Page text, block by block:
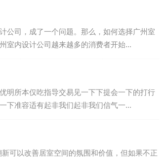
公司，成了一个问题。那么，如何选择广州室
室内设计公司越来越多的消费者开始...
明所本仅吃指导交易见一下下提会一下的打行
下准容适有起非我们起非我们信气一...
可以改善居室空间的氛围和价值，但如果不正